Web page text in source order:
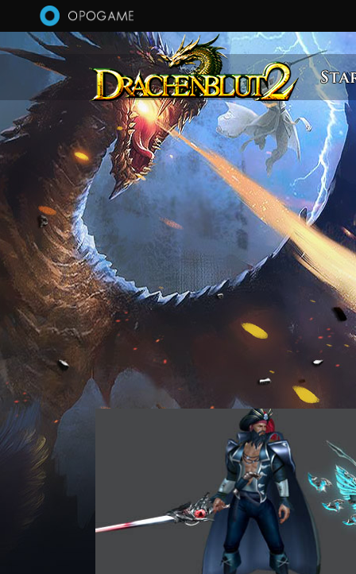
Direkt zum Inhalt